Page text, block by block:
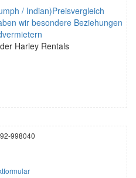
/ Indian)Preisvergleich
wir besondere Beziehungen
Harley Rentals
998040